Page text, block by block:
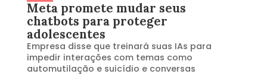
Meta promete mudar seus
chatbots para proteger
adolescentes
Empresa disse que treinará suas IAs para
impedir interações com temas como
automutilação e suicídio e conversas